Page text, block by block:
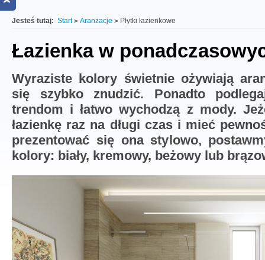
Jesteś tutaj: Start Aranżacje Płytki łazienkowe
Łazienka w
Wyraziste kolory świetnie ożywiają
się szybko znudzić. Ponadto
trendom i łatwo wychodzą z mody.
łazienkę raz na długi czas i mieć
prezentować się ona stylowo,
kolory: biały, kremowy, beżowy lub